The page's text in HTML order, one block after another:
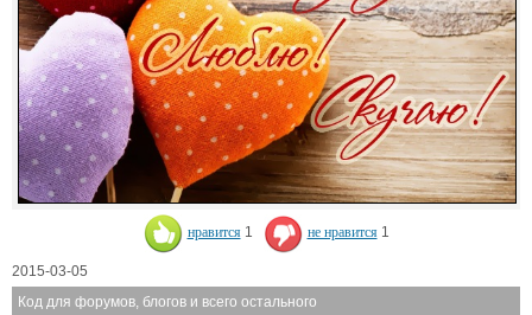
нравится 1 не нравится 1
2015-03-05
Код для форумов, блогов и всего остального